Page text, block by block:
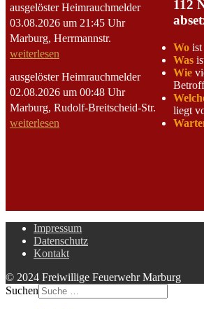
ausgelöster Heimrauchmelder
03.08.2026 um 21:45 Uhr
Marburg, Herrmannstr.
weiterlesen
ausgelöster Heimrauchmelder
02.08.2026 um 00:48 Uhr
Marburg, Rudolf-Breitscheid-Str.
weiterlesen
112
Wo ist
Was
Wie
liegt
Impressum
Datenschutz
Kontakt
© 2024 Freiwillige Feuerwehr Marburg
Suchen